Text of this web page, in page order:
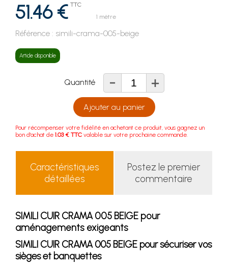
51.46 € TTC
1 mètre
Référence : simili-crama-005-beige
Article disponible
Quantité - +
Ajouter au panier
Pour récompenser votre fidélité en achetant ce produit, vous gagnez un
bon d'achat de 1.03 € TTC valable sur votre prochaine commande.
Caractéristiques
détaillées
Postez le premier
commentaire
SIMILI CUIR CRAMA 005 BEIGE pour
aménagements exigeants
SIMILI CUIR CRAMA 005 BEIGE pour sécuriser vos
sièges et banquettes